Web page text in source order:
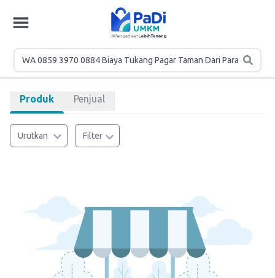
Produk Penjual
Urutkan Filter